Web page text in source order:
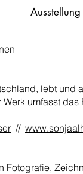
lebt und
umfasst
//
Fotografie,